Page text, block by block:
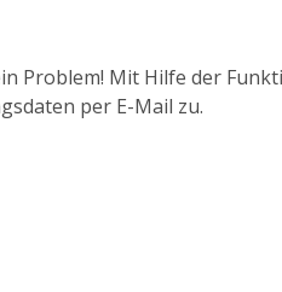
Problem! Mit Hilfe der
per E-Mail zu.